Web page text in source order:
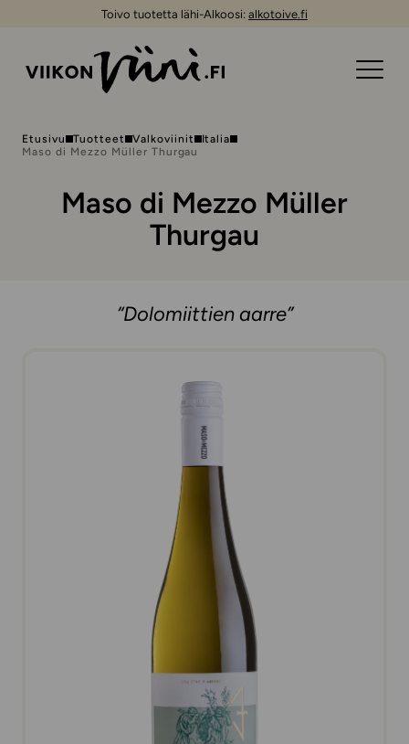
Toivo tuotetta lähi-Alkoosi: alkotoive.fi
Etusivu Tuotteet Valkoviinit
Italia
Maso di Mezzo Müller Thurgau
Maso di Mezzo Müller
Thurgau
“Dolomiittien aarre”